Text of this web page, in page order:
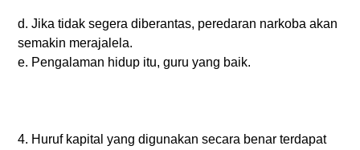
d. Jika tidak segera diberantas, peredaran narkoba akan
semakin merajalela.
e. Pengalaman hidup itu, guru yang baik.
4. Huruf kapital yang digunakan secara benar terdapat